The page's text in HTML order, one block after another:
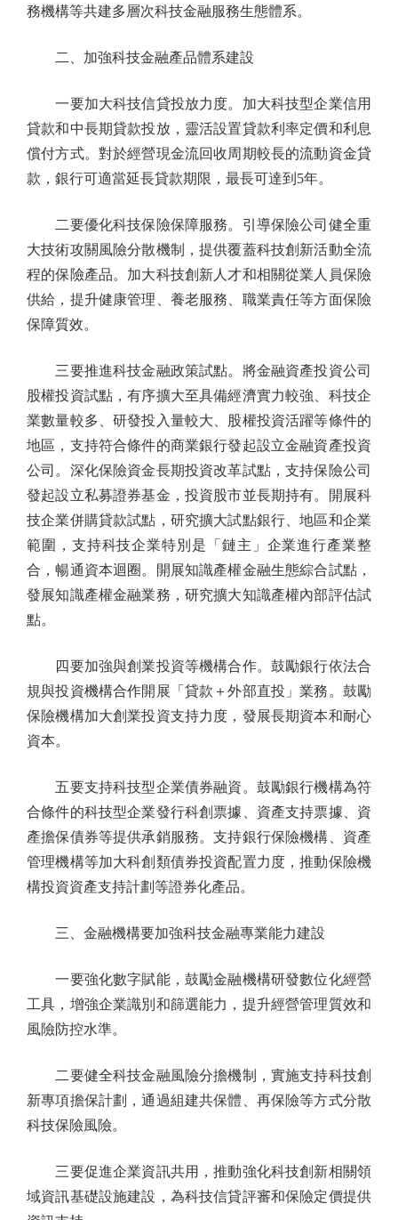
務機構等共建多層次科技金融服務生態體系。
二、加強科技金融產品體系建設
一要加大科技信貸投放力度。加大科技型企業信用
貸款和中長期貸款投放，靈活設置貸款利率定價和利息
償付方式。對於經營現金流回收周期較長的流動資金貸
款，銀行可適當延長貸款期限，最長可達到5年。
二要優化科技保險保障服務。引導保險公司健全重
大技術攻關風險分散機制，提供覆蓋科技創新活動全流
程的保險產品。加大科技創新人才和相關從業人員保險
供給，提升健康管理、養老服務、職業責任等方面保險
保障質效。
三要推進科技金融政策試點。將金融資產投資公司
股權投資試點，有序擴大至具備經濟實力較強、科技企
業數量較多、研發投入量較大、股權投資活躍等條件的
地區，支持符合條件的商業銀行發起設立金融資產投資
公司。深化保險資金長期投資改革試點，支持保險公司
發起設立私募證券基金，投資股市並長期持有。開展科
技企業併購貸款試點，研究擴大試點銀行、地區和企業
範圍，支持科技企業特別是「鏈主」企業進行產業整
合，暢通資本迴圈。開展知識產權金融生態綜合試點，
發展知識產權金融業務，研究擴大知識產權內部評估試
點。
四要加強與創業投資等機構合作。鼓勵銀行依法合
規與投資機構合作開展「貸款＋外部直投」業務。鼓勵
保險機構加大創業投資支持力度，發展長期資本和耐心
資本。
五要支持科技型企業債券融資。鼓勵銀行機構為符
合條件的科技型企業發行科創票據、資產支持票據、資
產擔保債券等提供承銷服務。支持銀行保險機構、資產
管理機構等加大科創類債券投資配置力度，推動保險機
構投資資產支持計劃等證券化產品。
三、金融機構要加強科技金融專業能力建設
一要強化數字賦能，鼓勵金融機構研發數位化經營
工具，增強企業識別和篩選能力，提升經營管理質效和
風險防控水準。
二要健全科技金融風險分擔機制，實施支持科技創
新專項擔保計劃，通過組建共保體、再保險等方式分散
科技保險風險。
三要促進企業資訊共用，推動強化科技創新相關領
域資訊基礎設施建設，為科技信貸評審和保險定價提供